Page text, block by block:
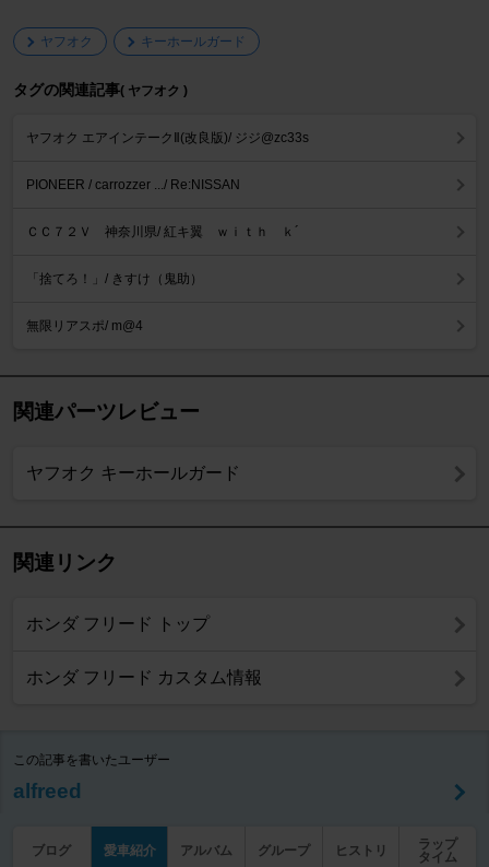
ヤフオク キーホールガード
タグの関連記事( ヤフオク )
ヤフオク エアインテークⅡ(改良版)/ ジジ@zc33s
PIONEER / carrozzer .../ Re:NISSAN
ＣＣ７２Ｖ 神奈川県/ 紅キ翼 ｗｉｔｈ ｋ´
「捨てろ！」/ きすけ（鬼助）
無限リアスポ/ m@4
関連パーツレビュー
ヤフオク キーホールガード
関連リンク
ホンダ フリード トップ
ホンダ フリード カスタム情報
この記事を書いたユーザー
alfreed
ブログ 愛車紹介 アルバム グループ ヒストリ
ラップ
タイム